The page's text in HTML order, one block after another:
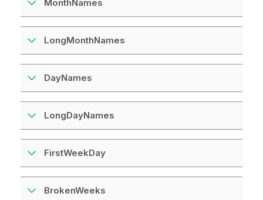
MonthNames
LongMonthNames
DayNames
LongDayNames
FirstWeekDay
BrokenWeeks